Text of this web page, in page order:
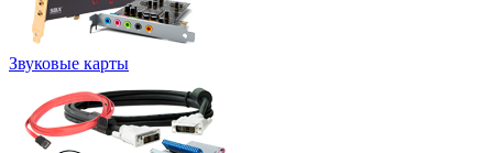
Звуковые карты